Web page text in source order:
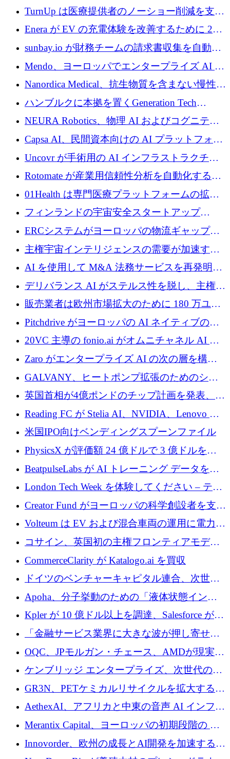
ロを寄付
TurnUp は医療提供者のノーショー削減を支援
するために 200 万ユーロを調達
Enera が EV の充電体験を改善するために 200
万ドルを調達
sunbay.io が財務チームの請求書収集を自動化
するために 55 万ユーロを調達
Mendo、ヨーロッパでエンタープライズ AI 導
入を拡大するために 1,200 万ユーロを確保
Nanordica Medical、抗生物質を含まない慢性創
傷治療薬を市場に投入するために 160 万ユー
ロを調達
ハンブルクに本拠を置くGeneration Tech
Partnersが5,000万ユーロのAIロールアップファ
NEURA Robotics、物理 AI およびコグニティ
ブ ロボティクス プラットフォームを拡張する
ためにシリーズ C で最大 14 億ドルを確保
Capsa AI、民間資本向けの AI プラットフォー
ムを拡大するために 1,800 万ドルを調達
Uncovr が手術用の AI インフラストラクチャ
を構築するために 700 万ドルを調達
Rotomate が産業用信頼性分析を自動化するた
めに 210 万ユーロを調達
01Health は専門医療プラットフォームの拡大
に 1,500 万ドルを確保
フィンランドの宇宙安全スタートアップ
Aavuus が、スペースデブリ追跡に取り組むプ
レシード資金を獲得
ERCシステムがヨーロッパの物流ギャップを
埋めるために設計された重量物運搬用eVTOL
であるVictorを発表
主権宇宙インテリジェンスの需要が加速する
中、ICEYEは評価額100億ユーロ以上で4億
5,000万ユーロを調達
AI を使用して M&A 法務サービスを再発明す
るために 110 万ユーロを適切に確保
デリバランス AI がステルス性を脱し、主権の
あるエンタープライズ AI を強化
販売業者は欧州市場拡大のために 180 万ユー
ロを確保
Pitchdrive がヨーロッパの AI ネイティブの創
業者を支援するために 6,000 万ユーロを調達
20VC 主導の fonio.ai がオムニチャネル AI プ
ラットフォームのために 1,700 万ドルを調達
Zaro がエンタープライズ AI の次の層を構築
するために 510 万ドルを獲得
GALVANY、ヒートポンプ拡張のためのシー
ドラウンドで1,000万ユーロを確保
英国首相が4億ポンドのチップ計画を発表、英
国の新興企業は「ここで拡大」し「ここに留
まる」
Reading FC が Stelia AI、NVIDIA、Lenovo と
協力して AI Center of Excellence を立ち上げ
米国IPO向けベンディングスプーンファイル
PhysicsX が評価額 24 億ドルで 3 億ドルを調
達
BeatpulseLabs が AI トレーニング データを拡
張するために 180 万ドルのプレシードを調達
London Tech Week を体験してください – テク
ノロジーがヨーロッパのイノベーションの未
来を形作る場所
Creator Fund がヨーロッパの科学創設者を支援
するために 5,600 万ドルを調達
Volteum は EV および混合車両の運用に電力を
供給するために 250 万ユーロを寄付
コサイン、英国初の主権フロンティアモデル
で業界の支援を確保
CommerceClarity が Katalogo.ai を買収
ドイツのベンチャーキャピタル連合、次世代
スタートアップの成長に向けて機関投資家へ
の資本シフトを呼びかけ
Apoha、分子挙動のための「液体状態インテ
リジェンス」を構築するために3,600万ドルを
かけてステルス状態から出現
Kpler が 10 億ドル以上を調達、Salesforce が
Contentful を買収、Built in Europe キャンペー
ンを開始
「金融サービス業界に大きな波が押し寄せて
いる」と「欧州初のAIネイティブ銀行」のボ
スが語る
OQC、JPモルガン・チェース、AMDが現実世
界のフィンテック・アプリケーションを探索
するためにQuantum-AIデータセンターを立ち
上げ
ケンブリッジ エンタープライズ、次世代のデ
ィープテック創設者向けにロンドンの出発点
を構築
GR3N、PETケミカルリサイクルを拡大するた
めにシリーズBで1,550万ユーロを調達
AethexAI、アフリカと中東の音声 AI インフラ
ストラクチャを構築するために 300 万ドルを
Merantix Capital、ヨーロッパの初期段階の AI
スタートアップ向けに 1 億 300 万ユーロのフ
ァンドを立ち上げる
Innovorder、欧州の成長とAI開発を加速するた
めに2,000万ユーロを確保